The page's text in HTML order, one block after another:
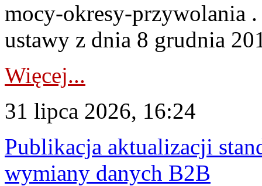
mocy-okresy-przywolania
ustawy z dnia 8 grudnia
Więcej...
31 lipca 2026, 16:24
Publikacja aktualizacji
wymiany danych B2B